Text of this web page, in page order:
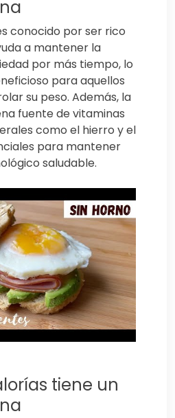
conocido por ser rico
a mantener la
por más tiempo, lo
para aquellos
su peso. Además, la
fuente de vitaminas
como el hierro y el
para mantener
saludable.
tiene un